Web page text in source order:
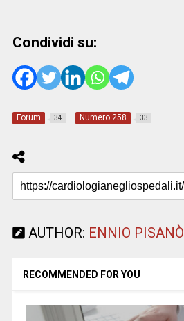
Condividi su:
Forum 34 Numero 258 33
AUTHOR: ENNIO PISANÒ
RECOMMENDED FOR YOU